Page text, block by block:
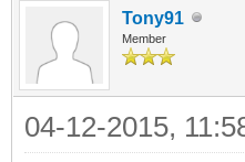
Tony91
Member
04-12-2015,